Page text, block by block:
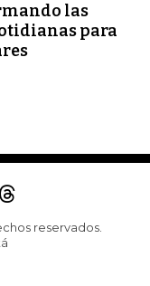
las
para
reservados.